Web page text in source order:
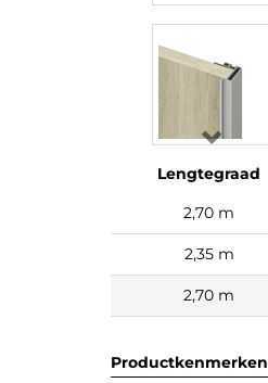
Lengtegraad
2,70 m
2,35 m
2,70 m
Productkenmerken